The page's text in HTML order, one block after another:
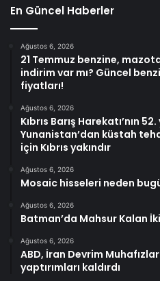
En Güncel Haberler
Ağustos 6, 2026
21 Temmuz benzine,
indirim var mı? Güncel
fiyatları!
Ağustos 6, 2026
Kıbrıs Barış Harekatı’nın
Yunanistan’dan küstah
için Kıbrıs yakındır
Ağustos 6, 2026
Mosaic hisseleri neden
Ağustos 6, 2026
Batman’da Mahsur Kalan
Ağustos 6, 2026
ABD, İran Devrim
yaptırımları kaldırdı